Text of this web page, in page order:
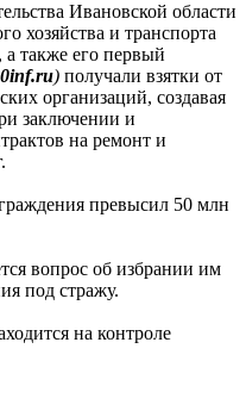
Ивановской области
хозяйства и транспорта
, а также его первый
) получали взятки от
организаций, создавая
заключении и
на ремонт и
превысил 50 млн
вопрос об избрании им
под стражу.
на контроле